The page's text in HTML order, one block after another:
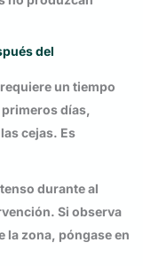
del
un tiempo
días,
cejas. Es
durante al
Si observa
la zona, póngase en